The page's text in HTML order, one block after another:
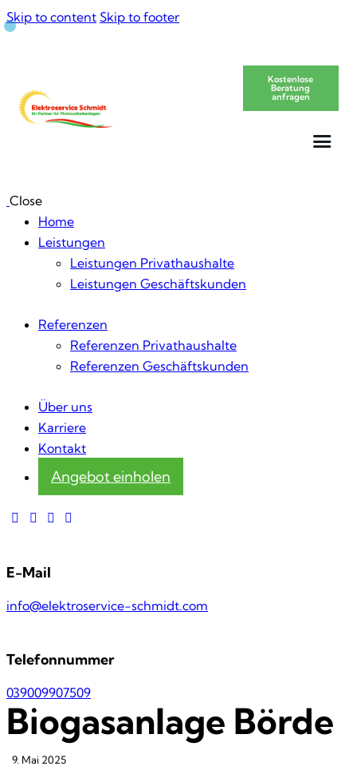
Skip to content Skip to footer
Kostenlose
Beratung
anfragen
Close
Home
Leistungen
Leistungen Privathaushalte
Leistungen Geschäftskunden
Referenzen
Referenzen Privathaushalte
Referenzen Geschäftskunden
Über uns
Karriere
Kontakt
Angebot einholen
E-Mail
info@elektroservice-schmidt.com
Telefonnummer
039009907509
Biogasanlage Börde
9. Mai 2025